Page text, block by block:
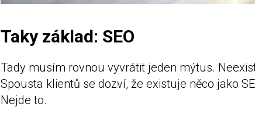
Taky základ: SEO
Tady musím rovnou vyvrátit jeden mýtus.
Spousta klientů se dozví, že existuje něco jako
Nejde to.